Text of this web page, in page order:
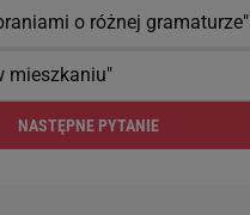
o różnej gramaturze"
mieszkaniu"
NASTĘPNE PYTANIE